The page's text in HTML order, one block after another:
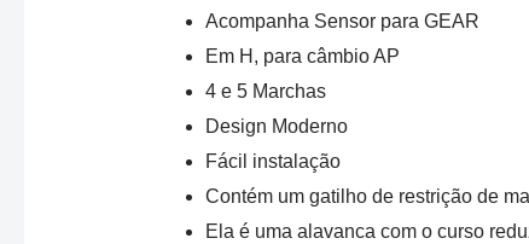
Acompanha Sensor para GEAR
Em H, para câmbio AP
4 e 5 Marchas
Design Moderno
Fácil instalação
Contém um gatilho de restrição de
Ela é uma alavanca com o curso